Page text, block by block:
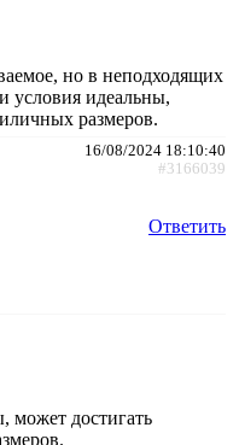
но в неподходящих
условия идеальны,
размеров.
16/08/2024 18:10:40
#3166039
Ответить
может достигать